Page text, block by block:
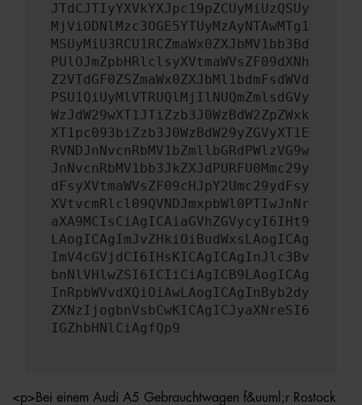
JTdCJTIyYXVkYXJpc19pZCUyMiUzQSUy
MjViODNlMzc3OGE5YTUyMzAyNTAwMTg1
MSUyMiU3RCU1RCZmaWx0ZXJbMV1bb3Bd
PUlOJmZpbHRlclsyXVtmaWVsZF09dXNh
Z2VTdGF0ZSZmaWx0ZXJbMl1bdmFsdWVd
PSU1QiUyMlVTRUQlMjIlNUQmZmlsdGVy
WzJdW29wXT1JTiZzb3J0WzBdW2ZpZWxk
XT1pc093biZzb3J0WzBdW29yZGVyXT1E
RVNDJnNvcnRbMV1bZmllbGRdPWlzVG9w
JnNvcnRbMV1bb3JkZXJdPURFU0Mmc29y
dFsyXVtmaWVsZF09cHJpY2Umc29ydFsy
XVtvcmRlcl09QVNDJmxpbWl0PTIwJnNr
aXA9MCIsCiAgICAiaGVhZGVycyI6IHt9
LAogICAgImJvZHkiOiBudWxsLAogICAg
ImV4cGVjdCI6IHsKICAgICAgInJlc3Bv
bnNlVHlwZSI6ICIiCiAgICB9LAogICAg
InRpbWVvdXQiOiAwLAogICAgInByb2dy
ZXNzIjogbnVsbCwKICAgICJyaXNreSI6
IGZhbHNlCiAgfQp9
<p>Bei einem Audi A5 Gebrauchtwagen f&uuml;r Rostock